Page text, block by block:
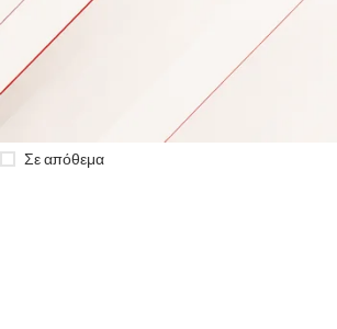
STOCK STATUS
Σε απόθεμα